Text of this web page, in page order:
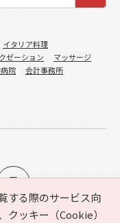
する際のサービス向
クッキー（Cookie）
イタリア料理
ゼーション
マッサージ
院
会計事務所